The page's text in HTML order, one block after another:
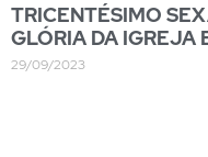
TRICENTÉSIMO
GLÓRIA DA IGREJA
29/09/2023